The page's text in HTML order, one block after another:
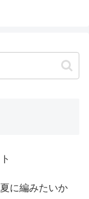
に編みたいか